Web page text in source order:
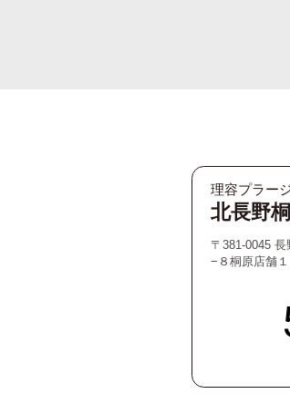
理容プラー
北長野
〒381-0045
−８桐原店舗１